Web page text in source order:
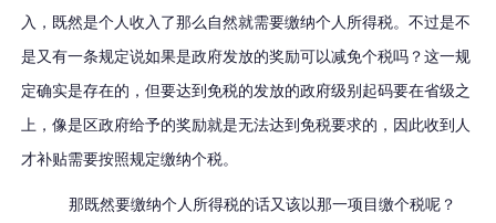
入，既然是个人收入了那么自然就需要缴纳个人所得税。不过是不
是又有一条规定说如果是政府发放的奖励可以减免个税吗？这一规
定确实是存在的，但要达到免税的发放的政府级别起码要在省级之
上，像是区政府给予的奖励就是无法达到免税要求的，因此收到人
才补贴需要按照规定缴纳个税。
那既然要缴纳个人所得税的话又该以那一项目缴个税呢？